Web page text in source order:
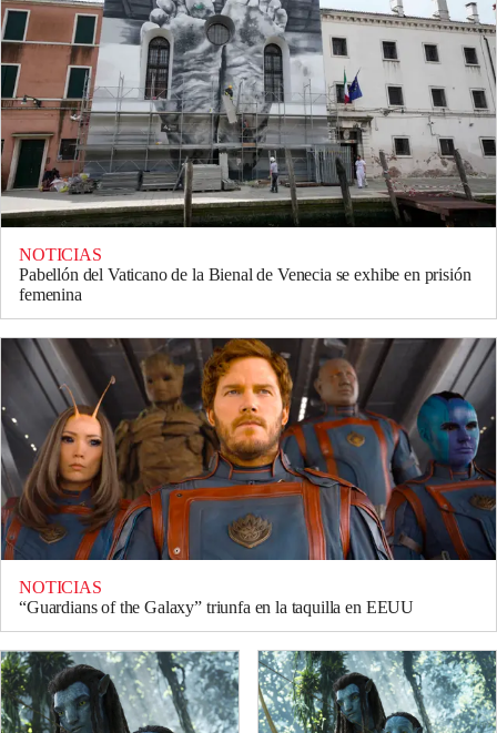
NOTICIAS
Pabellón del Vaticano de la Bienal de Venecia se exhibe en prisión
femenina
NOTICIAS
“Guardians of the Galaxy” triunfa en la taquilla en EEUU